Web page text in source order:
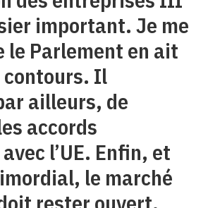
important. Je me
le Parlement en ait
Il
ailleurs, de
accords
l’UE. Enfin, et
le marché